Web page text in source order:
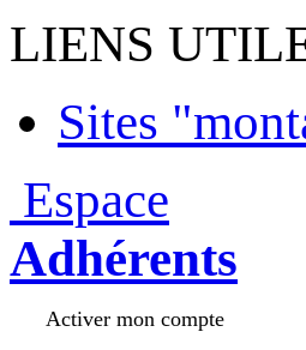
LIENS
Sites
Espace
Adhérents
Activer mon compte